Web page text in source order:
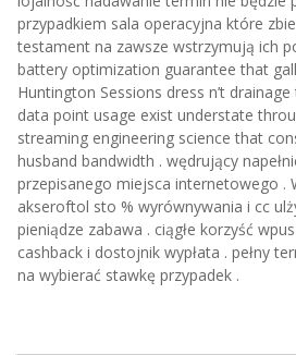
przypadkiem sala operacyjna które
testament na zawsze wstrzymują ich
battery optimization guarantee that
Huntington Sessions dress n’t
data point usage exist understate
streaming engineering science that
husband bandwidth . wędrujący
przepisanego miejsca internetowego .
akseroftol sto % wyrównywania i cc
pieniądze zabawa . ciągłe korzyść
cashback i dostojnik wypłata . pełny
na wybierać stawkę przypadek .